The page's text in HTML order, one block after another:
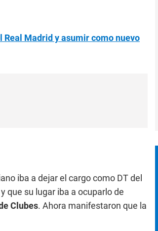
Madrid y asumir como nuevo
iba a dejar el cargo como DT del
que su lugar iba a ocuparlo de
Clubes. Ahora manifestaron que la